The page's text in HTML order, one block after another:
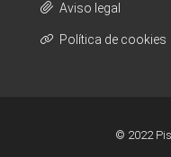
Aviso legal
Política de cookies
© 2022